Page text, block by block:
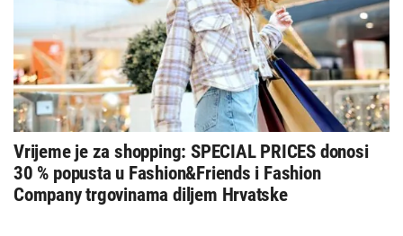
Vrijeme je za shopping: SPECIAL PRICES donosi
30 % popusta u Fashion&Friends i Fashion
Company trgovinama diljem Hrvatske